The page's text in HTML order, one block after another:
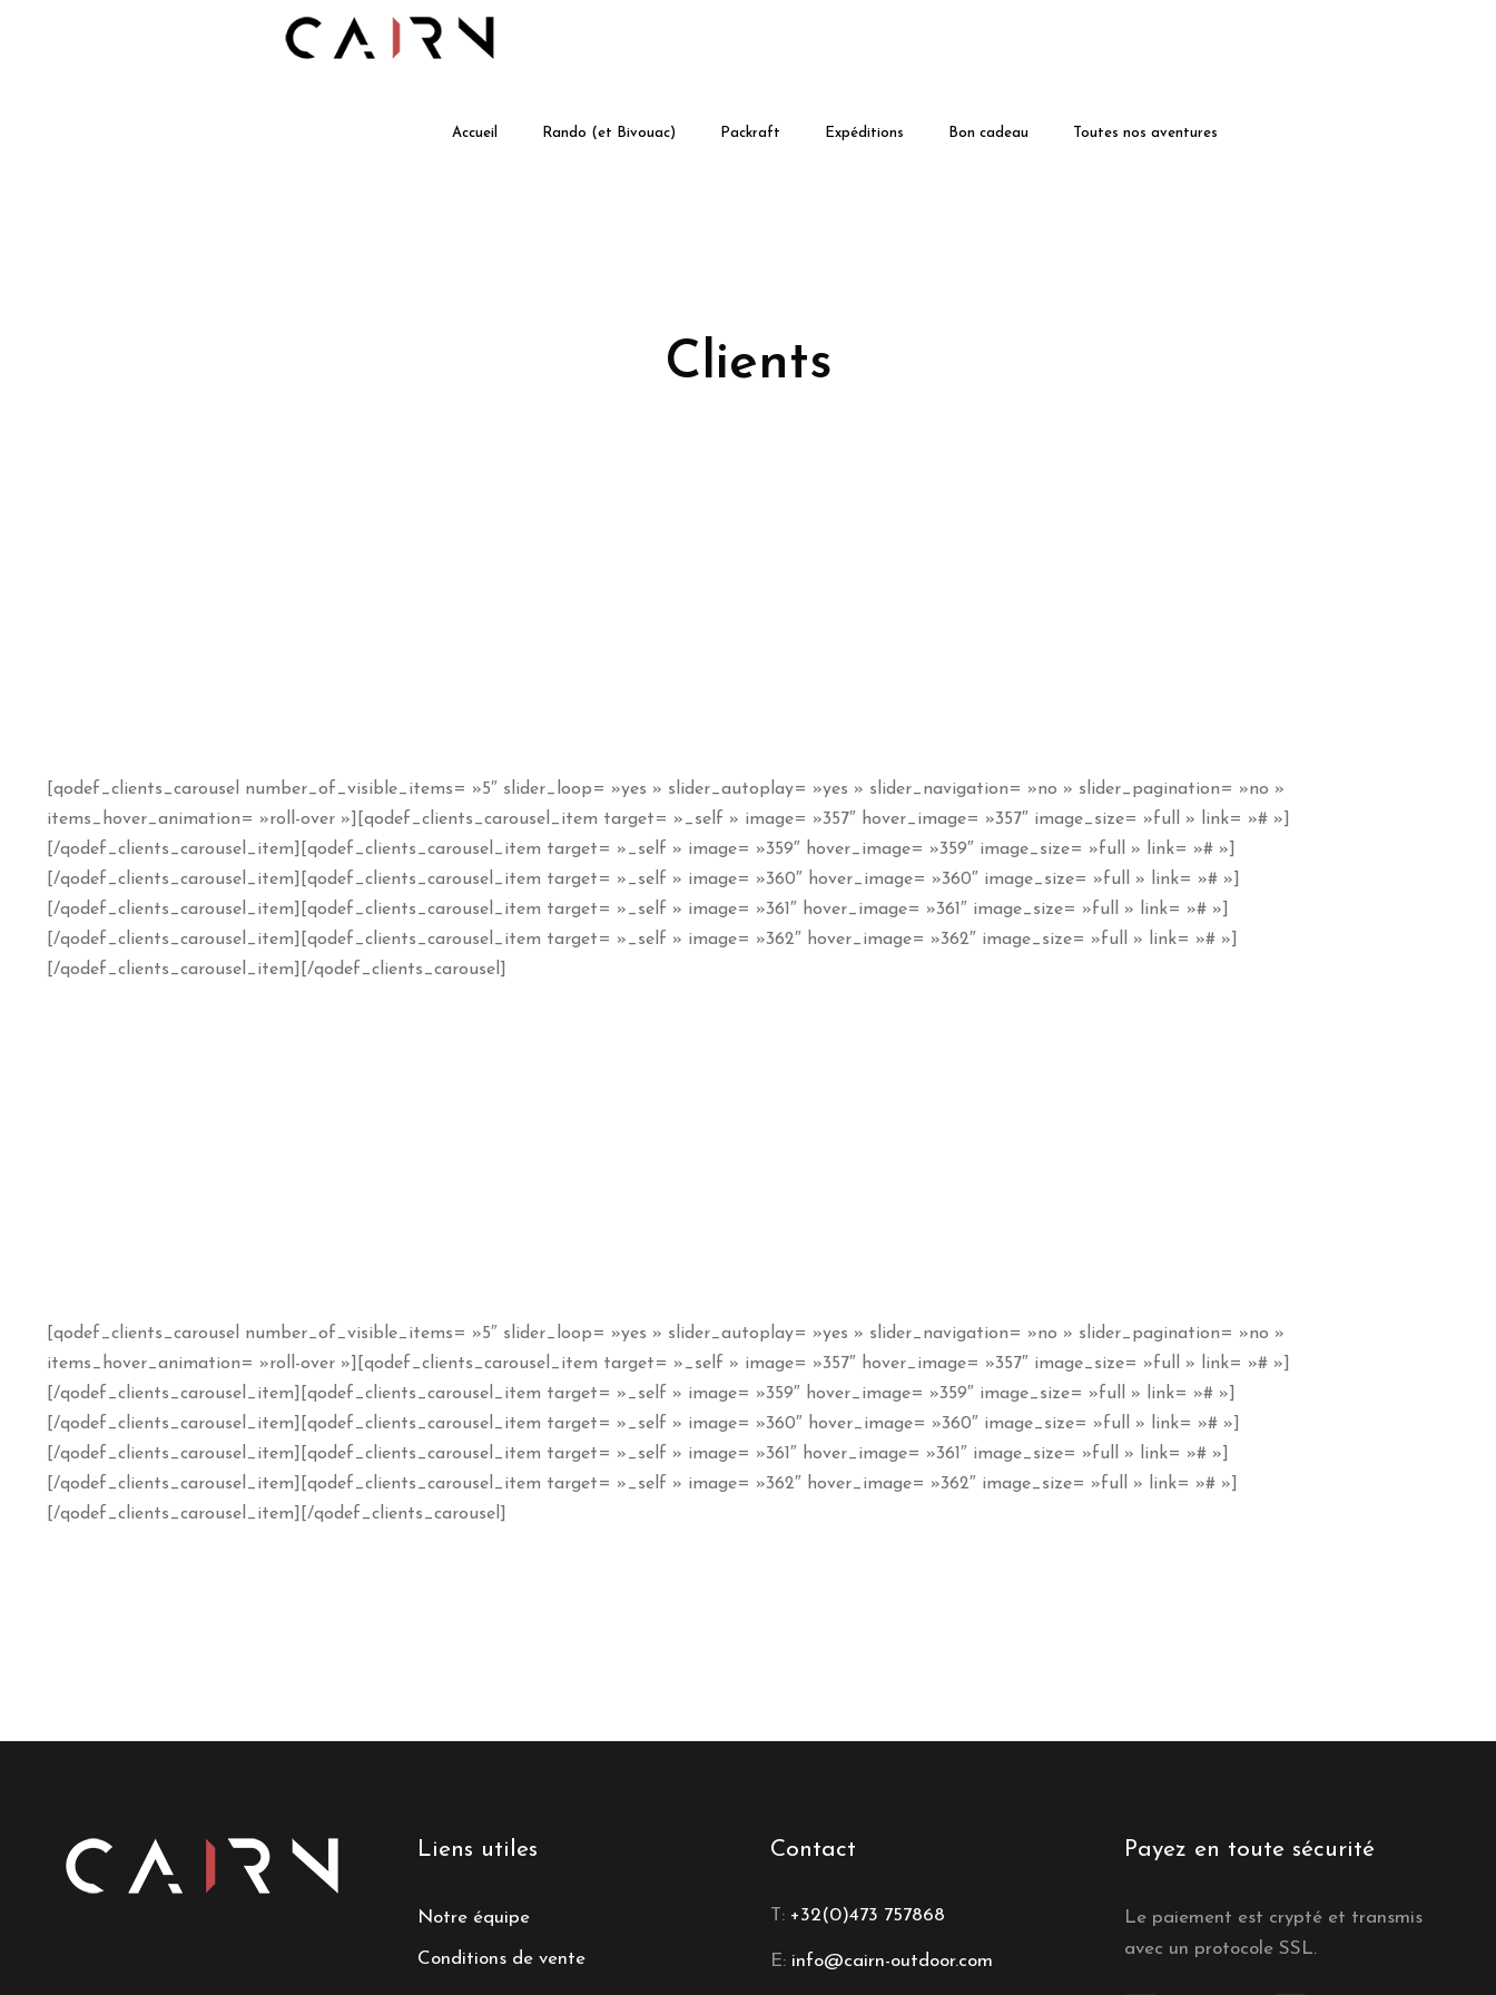
Accueil Rando (et Bivouac) Packraft Expéditions Bon cadeau Toutes nos aventures
Clients
[qodef_clients_carousel number_of_visible_items= »5″ slider_loop= »yes » slider_autoplay= »yes » slider_navigation= »no » slider_pagination= »no »
items_hover_animation= »roll-over »][qodef_clients_carousel_item target= »_self » image= »357″ hover_image= »357″ image_size= »full » link= »# »]
[/qodef_clients_carousel_item][qodef_clients_carousel_item target= »_self » image= »359″ hover_image= »359″ image_size= »full » link= »# »]
[/qodef_clients_carousel_item][qodef_clients_carousel_item target= »_self » image= »360″ hover_image= »360″ image_size= »full » link= »# »]
[/qodef_clients_carousel_item][qodef_clients_carousel_item target= »_self » image= »361″ hover_image= »361″ image_size= »full » link= »# »]
[/qodef_clients_carousel_item][qodef_clients_carousel_item target= »_self » image= »362″ hover_image= »362″ image_size= »full » link= »# »]
[/qodef_clients_carousel_item][/qodef_clients_carousel]
[qodef_clients_carousel number_of_visible_items= »5″ slider_loop= »yes » slider_autoplay= »yes » slider_navigation= »no » slider_pagination= »no »
items_hover_animation= »roll-over »][qodef_clients_carousel_item target= »_self » image= »357″ hover_image= »357″ image_size= »full » link= »# »]
[/qodef_clients_carousel_item][qodef_clients_carousel_item target= »_self » image= »359″ hover_image= »359″ image_size= »full » link= »# »]
[/qodef_clients_carousel_item][qodef_clients_carousel_item target= »_self » image= »360″ hover_image= »360″ image_size= »full » link= »# »]
[/qodef_clients_carousel_item][qodef_clients_carousel_item target= »_self » image= »361″ hover_image= »361″ image_size= »full » link= »# »]
[/qodef_clients_carousel_item][qodef_clients_carousel_item target= »_self » image= »362″ hover_image= »362″ image_size= »full » link= »# »]
[/qodef_clients_carousel_item][/qodef_clients_carousel]
Liens utiles
Notre équipe
Conditions de vente
Contact
T: +32(0)473 757868
E: info@cairn-outdoor.com
Payez en toute sécurité
Le paiement est crypté et transmis
avec un protocole SSL.